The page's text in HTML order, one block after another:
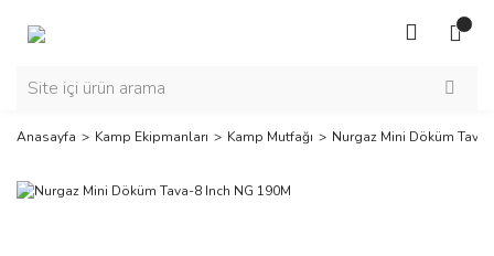
Anasayfa Kamp Ekipmanları Kamp Mutfağı Nurgaz Mini Döküm